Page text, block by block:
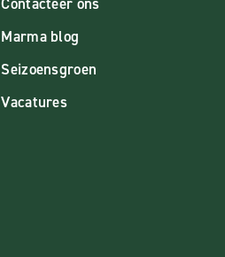
Marma blog
Seizoensgroen
Vacatures